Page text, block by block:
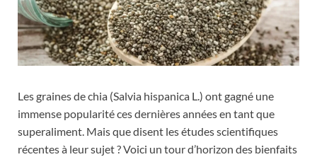
Les graines de chia (Salvia hispanica L.) ont gagné une
immense popularité ces dernières années en tant que
superaliment. Mais que disent les études scientifiques
récentes à leur sujet ? Voici un tour d’horizon des bienfaits